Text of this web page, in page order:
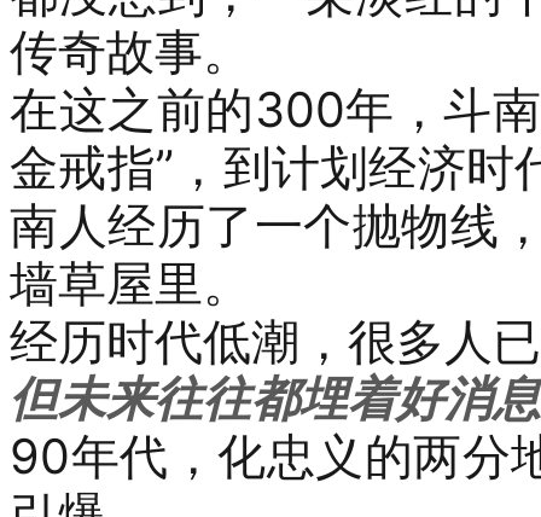
传奇故事。
在这之前的300年，斗
金戒指”，到计划经济时
南人经历了一个抛物线
墙草屋里。
经历时代低潮，很多人
但未来往往都埋着好消
90年代，化忠义的两分